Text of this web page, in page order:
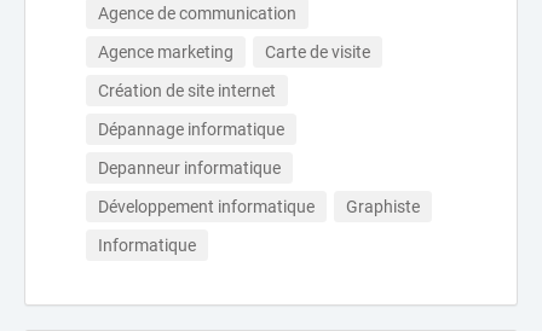
Agence de communication
Agence marketing
Carte de visite
Création de site internet
Dépannage informatique
Depanneur informatique
Développement informatique
Graphiste
Informatique